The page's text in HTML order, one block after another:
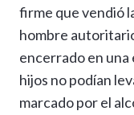
firme que vendió
hombre
encerrado en
hijos no podían
marcado por el